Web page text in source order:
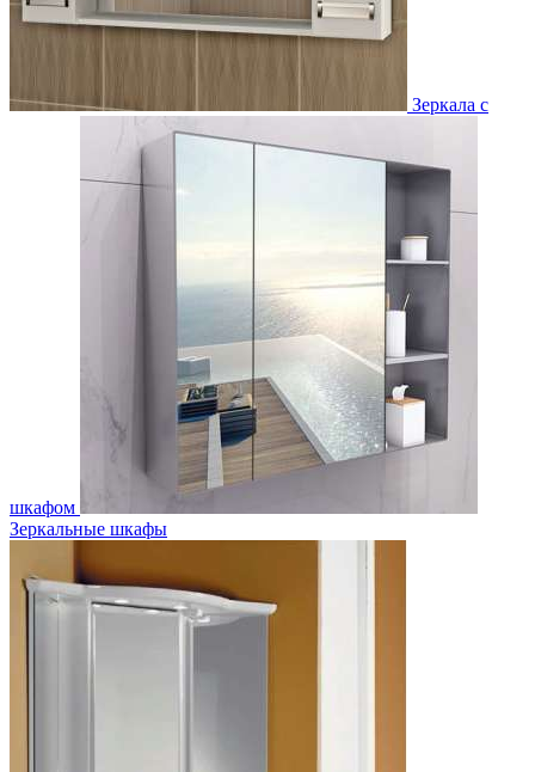
Зеркала с
шкафом
Зеркальные шкафы